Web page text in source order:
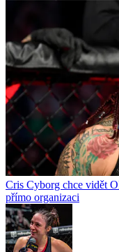
Cris Cyborg chce vidět
přímo organizaci